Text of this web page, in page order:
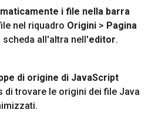
i file nella barra
nel riquadro Origini > Pagina
scheda all'altra nell'editor.
di origine di JavaScript
di trovare le origini dei file Java
.